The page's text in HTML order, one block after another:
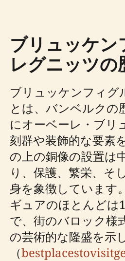
ブリュッケン
レグニッツの
ブリュッケンフィグ
とは、バンベルクの
にオーベーレ・ブリ
刻群や装飾的な要素
の上の銅像の設置は
り、保護、繁栄、そ
身を象徴しています
ギュアのほとんどは
で、街のバロック様
の芸術的な隆盛を示
（